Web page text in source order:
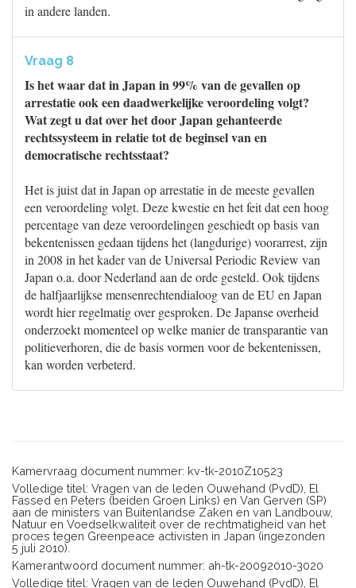
in andere landen.
Vraag 8
Is het waar dat in Japan in 99% van de gevallen op
arrestatie ook een daadwerkelijke veroordeling volgt?
Wat zegt u dat over het door Japan gehanteerde
rechtssysteem in relatie tot de beginsel van en
democratische rechtsstaat?
Het is juist dat in Japan op arrestatie in de meeste gevallen
een veroordeling volgt. Deze kwestie en het feit dat een hoog
percentage van deze veroordelingen geschiedt op basis van
bekentenissen gedaan tijdens het (langdurige) voorarrest, zijn
in 2008 in het kader van de Universal Periodic Review van
Japan o.a. door Nederland aan de orde gesteld. Ook tijdens
de halfjaarlijkse mensenrechtendialoog van de EU en Japan
wordt hier regelmatig over gesproken. De Japanse overheid
onderzoekt momenteel op welke manier de transparantie van
politieverhoren, die de basis vormen voor de bekentenissen,
kan worden verbeterd.
Kamervraag document nummer: kv-tk-2010Z10523
Volledige titel: Vragen van de leden Ouwehand (PvdD), El
Fassed en Peters (beiden Groen Links) en Van Gerven (SP)
aan de ministers van Buitenlandse Zaken en van Landbouw,
Natuur en Voedselkwaliteit over de rechtmatigheid van het
proces tegen Greenpeace activisten in Japan (ingezonden
5 juli 2010).
Kamerantwoord document nummer: ah-tk-20092010-3020
Volledige titel: Vragen van de leden Ouwehand (PvdD), El